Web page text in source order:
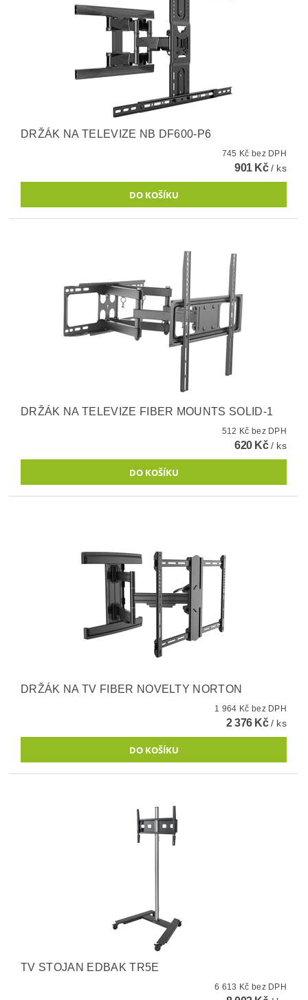
DRŽÁK NA TELEVIZE NB DF600-P6
745 Kč bez DPH
901 Kč/ ks
DRŽÁK NA TELEVIZE FIBER MOUNTS SOLID-1
512 Kč bez DPH
620 Kč/ ks
DRŽÁK NA TV FIBER NOVELTY NORTON
1 964 Kč bez DPH
2 376 Kč/ ks
TV STOJAN EDBAK TR5E
6 613 Kč bez DPH